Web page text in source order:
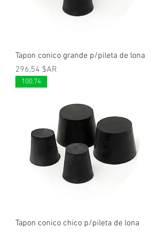
Tapon conico grande p/pileta de lona
Prix
296,54 $AR
100.74
Tapon conico chico p/pileta de lona